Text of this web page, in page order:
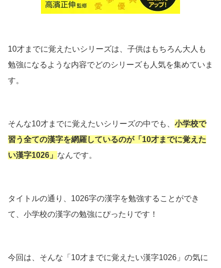
10才までに覚えたいシリーズは、子供はもちろん大人も
勉強になるような内容でどのシリーズも人気を集めていま
す。
そんな10才までに覚えたいシリーズの中でも、 小学校で
習う全ての漢字を網羅しているのが「10才までに覚えた
い漢字1026」 なんです。
タイトルの通り、1026字の漢字を勉強することができ
て、小学校の漢字の勉強にぴったりです！
今回は、そんな「10才までに覚えたい漢字1026」の気に